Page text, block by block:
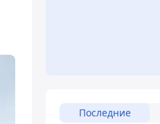
Последние